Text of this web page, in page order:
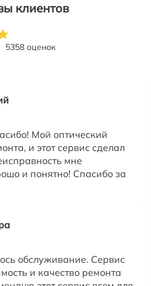
клиентов
5358 оценок
Мой оптический
и этот сервис сделал
мне
и понятно! Спасибо за
обслуживание. Сервис
и качество ремонта